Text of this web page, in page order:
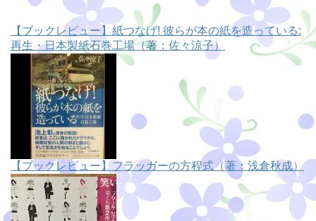
【ブックレビュー】紙つなげ! 彼らが本の紙を造っている:
再生・日本製紙石巻工場（著：佐々涼子）
【ブックレビュー】フラッガーの方程式（著：浅倉秋成）